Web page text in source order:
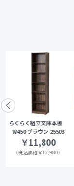
らくらく組立文庫本棚
W450 ブラウン 25503
￥11,800
（税込価格￥12,980）